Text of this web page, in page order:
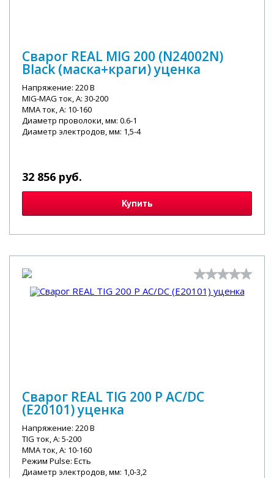
Сварог REAL MIG 200 (N24002N)
Black (маска+краги) уценка
Напряжение: 220 В
MIG-MAG ток, А: 30-200
MMA ток, А: 10-160
Диаметр проволоки, мм: 0.6-1
Диаметр электродов, мм: 1,5-4
32 856 руб.
Купить
Сварог REAL TIG 200 P AC/DC
(E20101) уценка
Напряжение: 220 В
TIG ток, А: 5-200
MMA ток, А: 10-160
Режим Pulse: Есть
Диаметр электродов, мм: 1,0-3,2